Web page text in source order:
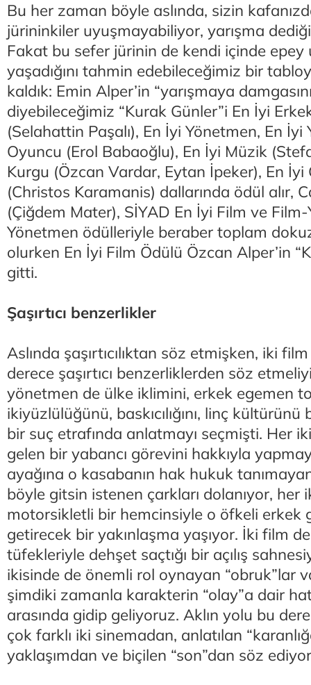
Bu her zaman böyle aslında, sizin
jürininkiler uyuşmayabiliyor, yarışma
Fakat bu sefer jürinin de kendi içinde epey
yaşadığını tahmin edebileceğimiz bir
kaldık: Emin Alper’in “yarışmaya
diyebileceğimiz “Kurak Günler”i En İyi
(Selahattin Paşalı), En İyi Yönetmen, En İyi
Oyuncu (Erol Babaoğlu), En İyi Müzik
Kurgu (Özcan Vardar, Eytan İpeker), En
(Christos Karamanis) dallarında ödül alır,
(Çiğdem Mater), SİYAD En İyi Film ve Film-
Yönetmen ödülleriyle beraber toplam
olurken En İyi Film Ödülü Özcan Alper’in
gitti.
Şaşırtıcı benzerlikler
Aslında şaşırtıcılıktan söz etmişken, iki
derece şaşırtıcı benzerliklerden söz
yönetmen de ülke iklimini, erkek egemen
ikiyüzlülüğünü, baskıcılığını, linç
bir suç etrafında anlatmayı seçmişti. Her
gelen bir yabancı görevini hakkıyla
ayağına o kasabanın hak hukuk
böyle gitsin istenen çarkları dolanıyor, her
motorsikletli bir hemcinsiyle o öfkeli erkek
getirecek bir yakınlaşma yaşıyor. İki film
tüfekleriyle dehşet saçtığı bir açılış
ikisinde de önemli rol oynayan “obruk”lar
şimdiki zamanla karakterin “olay”a dair
arasında gidip geliyoruz. Aklın yolu bu
çok farklı iki sinemadan, anlatılan
yaklaşımdan ve biçilen “son”dan söz